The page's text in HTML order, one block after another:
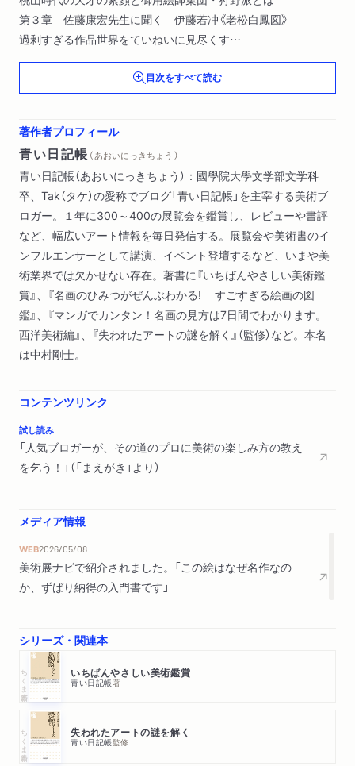
第３章 佐藤康宏先生に聞く 伊藤若冲《老松白鳳図》
過剰すぎる作品世界をていねいに見尽くす
第４章 日野原健司先生に聞く 葛飾北斎《神奈川沖浪裏》
天才の驚くべき仕掛や演出の楽しみ方
第５章 古田亮先生に聞く 高橋由一《鮭》
第６章 小林祐子先生に聞く 安藤緑山の象牙彫刻
えっ、作りものなの？！ 知られざる明治工芸のすごさ
第７章 安村敏信先生に聞く もっともっと江戸美術
主流から傍流まで、ざっくりつかもう
あとがき
目次をすべて読む
著作者プロフィール
青い日記帳 （ あおいにっきちょう ）
青い日記帳（あおいにっきちょう）：國學院大學文学部文学科
卒、Tak（タケ）の愛称でブログ「青い日記帳」を主宰する美術ブ
ロガー。１年に300～400の展覧会を鑑賞し、レビューや書評
など、幅広いアート情報を毎日発信する。展覧会や美術書のイ
ンフルエンサーとして講演、イベント登壇するなど、いまや美
術業界では欠かせない存在。著書に『いちばんやさしい美術鑑
賞』、『名画のひみつがぜんぶわかる! すごすぎる絵画の図
鑑』、『マンガでカンタン！名画の見方は7日間でわかります。
西洋美術編』、『失われたアートの謎を解く』（監修）など。本名
は中村剛士。
コンテンツリンク
試し読み
「人気ブロガーが、その道のプロに美術の楽しみ方の教え
を乞う！」（「まえがき」より）
メディア情報
WEB2026/05/08
美術展ナビで紹介されました。「この絵はなぜ名作なの
か、ずばり納得の入門書です」
シリーズ・関連本
ちくま新書 いちばんやさしい美術鑑賞
青い日記帳著
ちくま新書 失われたアートの謎を解く
青い日記帳監修